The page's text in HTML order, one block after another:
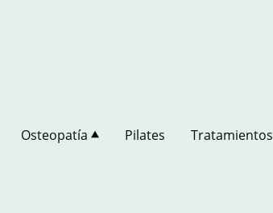
Osteopatía Pilates Tratamientos